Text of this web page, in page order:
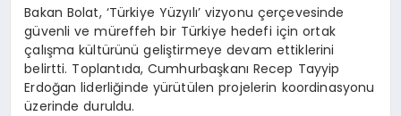
Bakan Bolat, ‘Türkiye Yüzyılı’ vizyonu çerçevesinde
güvenli ve müreffeh bir Türkiye hedefi için ortak
çalışma kültürünü geliştirmeye devam ettiklerini
belirtti. Toplantıda, Cumhurbaşkanı Recep Tayyip
Erdoğan liderliğinde yürütülen projelerin koordinasyonu
üzerinde duruldu.